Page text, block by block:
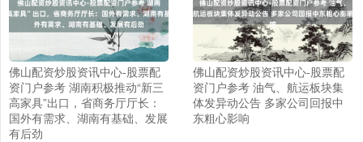
佛山配资炒股资讯中心-股票配
资门户参考 湖南积极推动“新三
高家具”出口，省商务厅厅长：
国外有需求、湖南有基础、发展
有后劲
佛山配资炒股资讯中心-股票配
资门户参考 油气、航运板块集
体发异动公告 多家公司回报中
东粗心影响